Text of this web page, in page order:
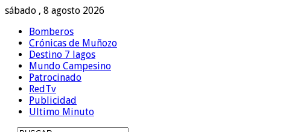
sábado , 8 agosto 2026
Bomberos
Crónicas de Muñozo
Destino 7 lagos
Mundo Campesino
Patrocinado
RedTv
Publicidad
Ultimo Minuto